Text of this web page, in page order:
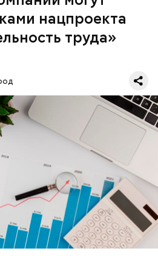
нацпроекта
труда»
предприятия
труда и
а также
производства,